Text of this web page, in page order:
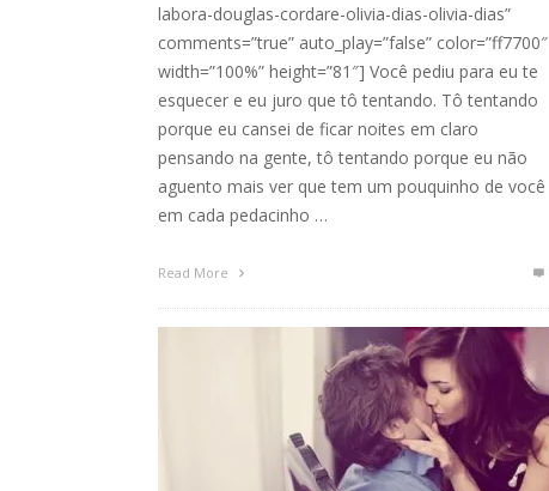
labora-douglas-cordare-olivia-dias-olivia-dias”
comments=”true” auto_play=”false” color=”ff7700″
width=”100%” height=”81″] Você pediu para eu te
esquecer e eu juro que tô tentando. Tô tentando
porque eu cansei de ficar noites em claro
pensando na gente, tô tentando porque eu não
aguento mais ver que tem um pouquinho de você
em cada pedacinho …
Read More